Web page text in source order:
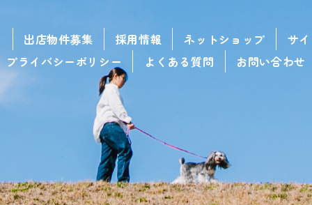
出店物件募集 採用情報 ネットショップ
サ
プライバシーポリシー
よくある質問 お問い合わせ